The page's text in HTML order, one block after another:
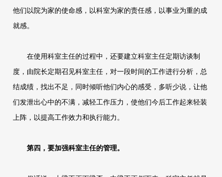
他们以院为家的使命感，以科室为家的责任感，以事业为重的成
就感。
在使用科室主任的过程中，还要建立科室主任定期访谈制
度，由院长定期召见科室主任，对一段时间的工作进行分析，总
结成绩，找出不足，同时倾听他们内心的感受，多听少说，让他
们发泄出心中的不满，减轻工作压力，使他们今后工作起来轻装
上阵，以提高工作效力和执行能力。
第四，要加强科室主任的管理。